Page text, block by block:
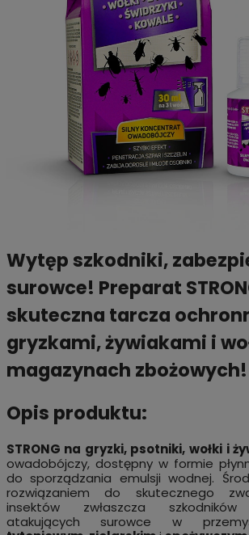
Wytęp szkodniki,
surowce! Preparat
skuteczna tarcza
gryzkami, żywiakami i
magazynach zbożowych!
Opis produktu:
STRONG na gryzki, psotniki, wołki i
owadobójczy, dostępny w formie
do sporządzania emulsji wodnej.
rozwiązaniem do skutecznego
insektów zwłaszcza szkodników
atakujących surowce w